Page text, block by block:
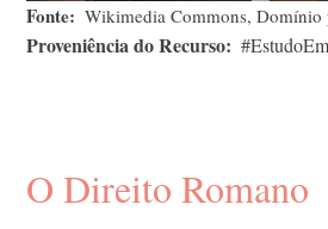
Fonte Wikimedia Commons, Domínio
Proveniência do Recurso
O Direito Romano